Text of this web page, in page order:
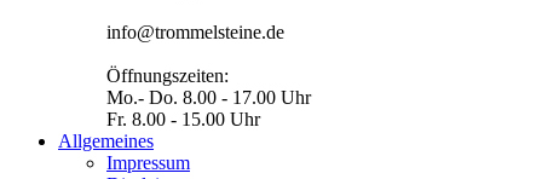
info@trommelsteine.de
Öffnungszeiten:
Mo.- Do. 8.00 - 17.00 Uhr
Fr. 8.00 - 15.00 Uhr
Allgemeines
Impressum